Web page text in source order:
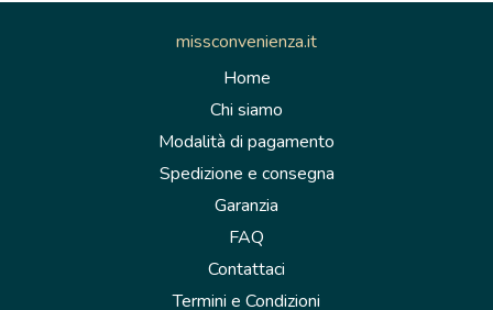
missconvenienza.it
Home
Chi siamo
Modalità di pagamento
Spedizione e consegna
Garanzia
FAQ
Contattaci
Termini e Condizioni